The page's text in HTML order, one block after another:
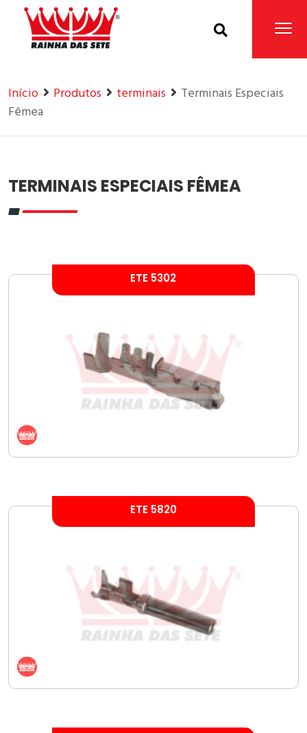
Home Produtos
Início Produtos terminais
Terminais Especiais
Fêmea
TERMINAIS ESPECIAIS FÊMEA
ETE 5302
ETE 5820